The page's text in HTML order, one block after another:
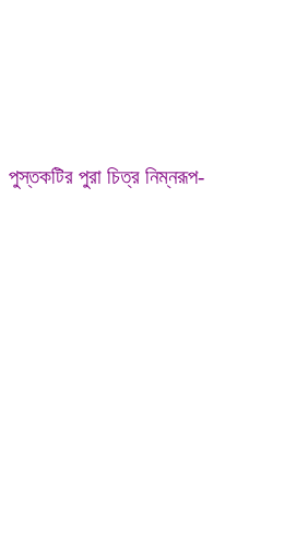
পুস্তকটির পুরা চিত্র নিম্নরূপ-